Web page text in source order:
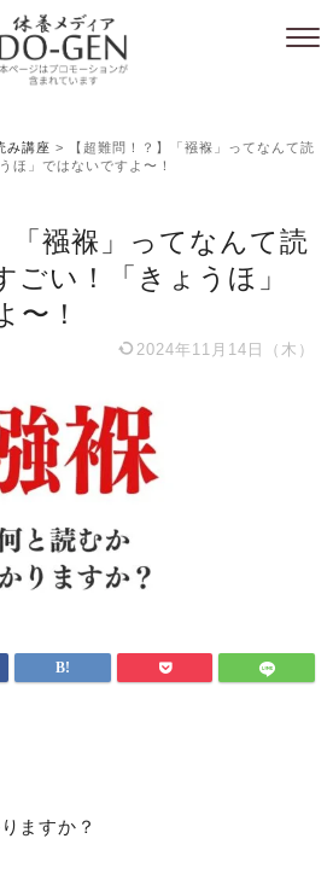
み講座 >
【超難問！？】「襁褓」ってなんて読
ほ」ではないですよ〜！
「襁褓」ってなんて読
ごい！「きょうほ」
〜！
2024年11月14日（木）
ますか？